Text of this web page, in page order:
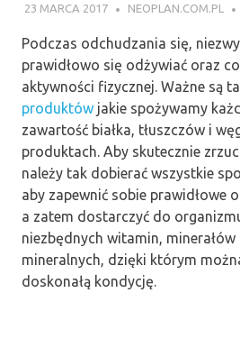
23 MARCA 2017 NEOPLAN.COM.PL
Podczas odchudzania się,
prawidłowo się odżywiać oraz
aktywności fizycznej. Ważne są
produktów jakie spożywamy
zawartość białka, tłuszczów i
produktach. Aby skutecznie
należy tak dobierać wszystkie
aby zapewnić sobie prawidłowe
a zatem dostarczyć do
niezbędnych witamin, minerałów
mineralnych, dzięki którym
doskonałą kondycję.